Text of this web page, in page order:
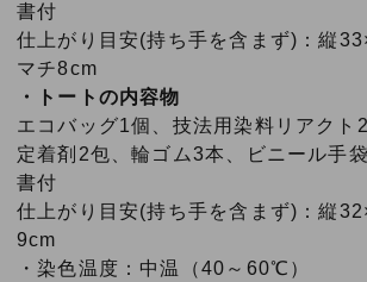
書付
仕上がり目安(持ち手を含まず)：縦
マチ8cm
・トートの内容物
エコバッグ1個、技法用染料リアクト
定着剤2包、輪ゴム3本、ビニール手
書付
仕上がり目安(持ち手を含まず)：縦
9cm
・染色温度：中温（40～60℃）